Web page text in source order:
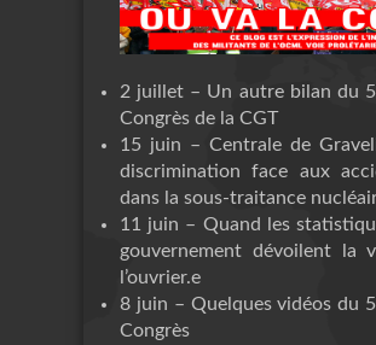
2 juillet – Un autre bilan du
Congrès de la CGT
15 juin – Centrale de
discrimination face aux
dans la sous-traitance
11 juin – Quand les
gouvernement dévoilent la
l’ouvrier.e
8 juin – Quelques vidéos du
Congrès